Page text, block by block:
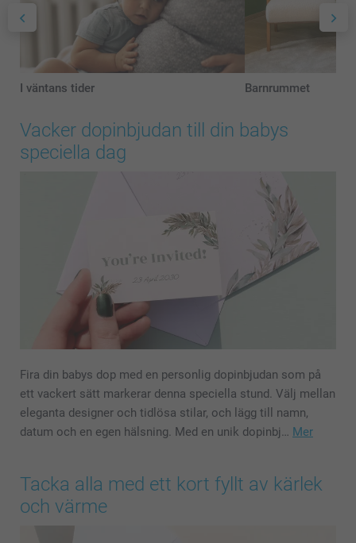
I väntans tider Barnrummet
Vacker dopinbjudan till din babys
speciella dag
Fira din babys dop med en personlig dopinbjudan som på
ett vackert sätt markerar denna speciella stund. Välj mellan
eleganta designer och tidlösa stilar, och lägg till namn,
datum och en egen hälsning. Med en unik dopinbj… Mer
Tacka alla med ett kort fyllt av kärlek
och värme